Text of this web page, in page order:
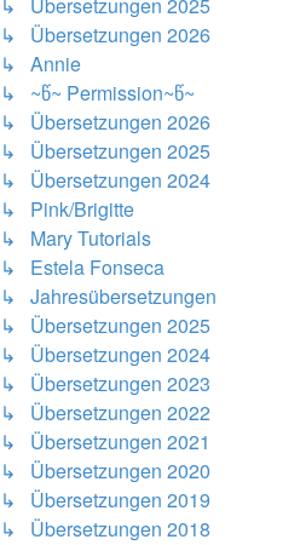
↳ Übersetzungen 2026
↳ Annie
↳ ~წ~ Permission~წ~
↳ Übersetzungen 2026
↳ Übersetzungen 2025
↳ Übersetzungen 2024
↳ Pink/Brigitte
↳ Mary Tutorials
↳ Estela Fonseca
↳ Jahresübersetzungen
↳ Übersetzungen 2025
↳ Übersetzungen 2024
↳ Übersetzungen 2023
↳ Übersetzungen 2022
↳ Übersetzungen 2021
↳ Übersetzungen 2020
↳ Übersetzungen 2019
↳ Übersetzungen 2018